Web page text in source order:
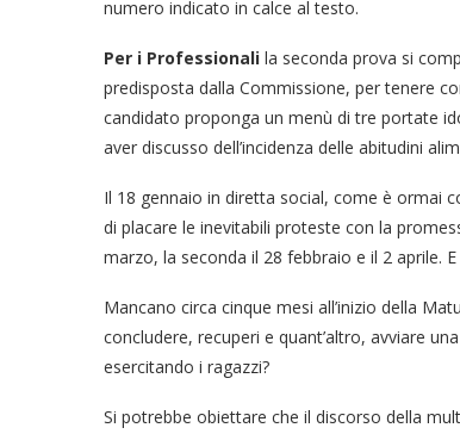
numero indicato in calce al testo.
Per i Professionali la seconda prova si
predisposta dalla Commissione, per tenere
candidato proponga un menù di tre portate
aver discusso dell’incidenza delle abitudini
Il 18 gennaio in diretta social, come è ormai
di placare le inevitabili proteste con la
marzo, la seconda il 28 febbraio e il 2 aprile.
Mancano circa cinque mesi all’inizio della
concludere, recuperi e quant’altro, avviare
esercitando i ragazzi?
Si potrebbe obiettare che il discorso della